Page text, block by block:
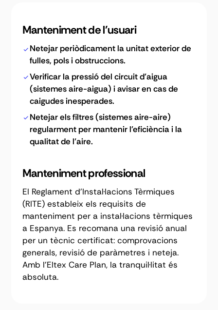
Manteniment de l'usuari
Netejar periòdicament la unitat exterior de
fulles, pols i obstruccions.
Verificar la pressió del circuit d'aigua
(sistemes aire-aigua) i avisar en cas de
caigudes inesperades.
Netejar els filtres (sistemes aire-aire)
regularment per mantenir l'eficiència i la
qualitat de l'aire.
Manteniment professional
El Reglament d'Instal·lacions Tèrmiques
(RITE) estableix els requisits de
manteniment per a instal·lacions tèrmiques
a Espanya. Es recomana una revisió anual
per un tècnic certificat: comprovacions
generals, revisió de paràmetres i neteja.
Amb l'Eltex Care Plan, la tranquil·litat és
absoluta.